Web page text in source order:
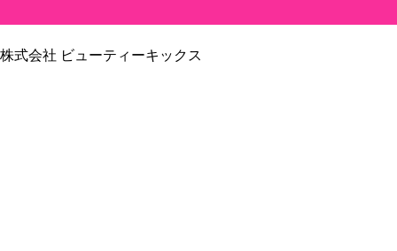
株式会社 ビューティーキックス